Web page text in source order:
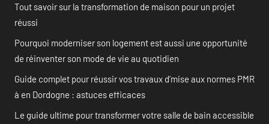
Tout savoir sur la transformation de maison pour un projet
réussi
Pourquoi moderniser son logement est aussi une opportunité
de réinventer son mode de vie au quotidien
Guide complet pour réussir vos travaux d’mise aux normes PMR
à en Dordogne : astuces efficaces
Le guide ultime pour transformer votre salle de bain accessible